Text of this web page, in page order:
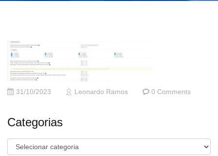
31/10/2023 Leonardo Ramos 0 Comments
Categorias
Categorias